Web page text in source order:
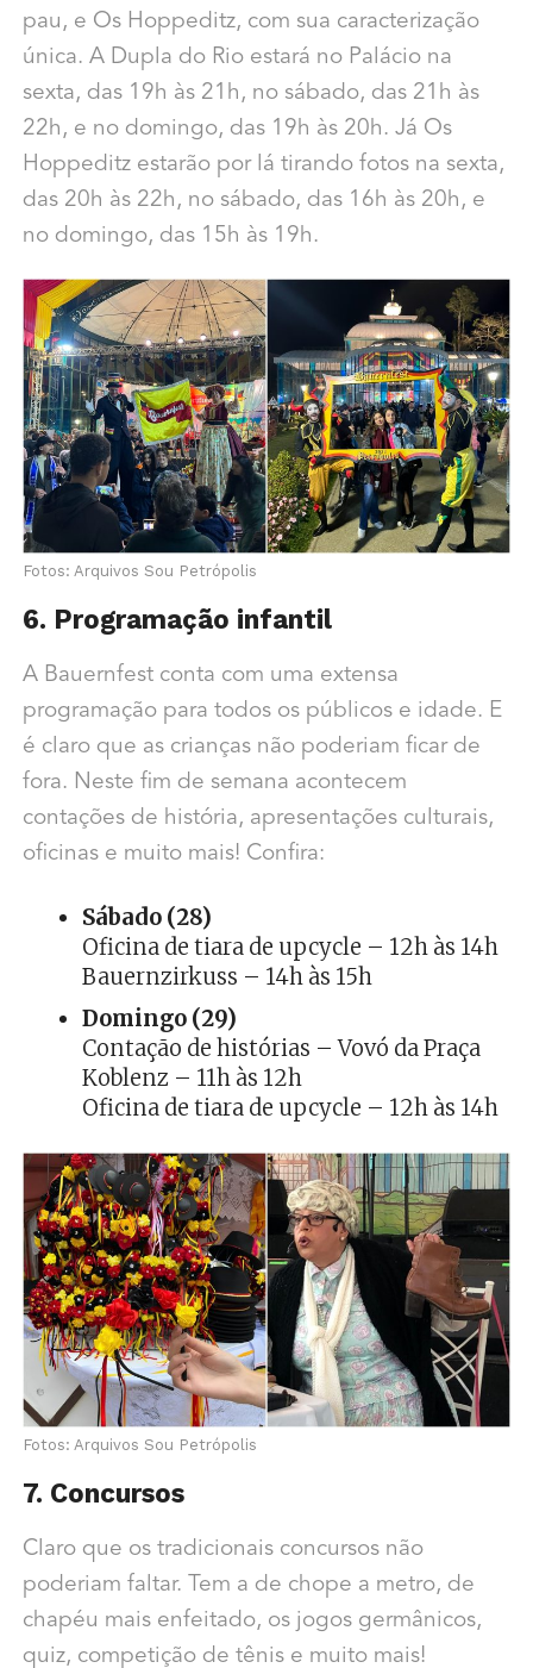
pau, e Os Hoppeditz, com sua caracterização
única. A Dupla do Rio estará no Palácio na
sexta, das 19h às 21h, no sábado, das 21h às
22h, e no domingo, das 19h às 20h. Já Os
Hoppeditz estarão por lá tirando fotos na sexta,
das 20h às 22h, no sábado, das 16h às 20h, e
no domingo, das 15h às 19h.
Fotos: Arquivos Sou Petrópolis
6. Programação infantil
A Bauernfest conta com uma extensa
programação para todos os públicos e idade. E
é claro que as crianças não poderiam ficar de
fora. Neste fim de semana acontecem
contações de história, apresentações culturais,
oficinas e muito mais! Confira:
Sábado (28)
Oficina de tiara de upcycle – 12h às 14h
Bauernzirkuss – 14h às 15h
Domingo (29)
Contação de histórias – Vovó da Praça
Koblenz – 11h às 12h
Oficina de tiara de upcycle – 12h às 14h
Fotos: Arquivos Sou Petrópolis
7. Concursos
Claro que os tradicionais concursos não
poderiam faltar. Tem a de chope a metro, de
chapéu mais enfeitado, os jogos germânicos,
quiz, competição de tênis e muito mais!